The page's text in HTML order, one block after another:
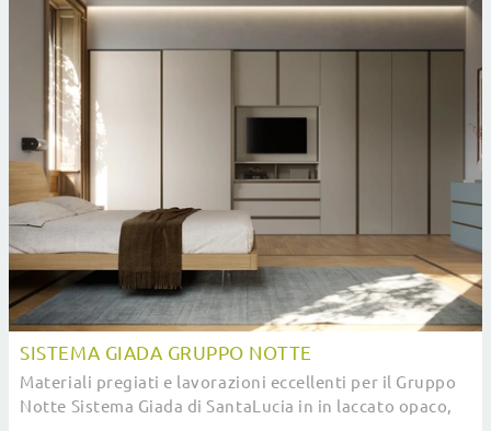
SISTEMA GIADA GRUPPO NOTTE
Materiali pregiati e lavorazioni eccellenti per il Gruppo
Notte Sistema Giada di SantaLucia in in laccato opaco,